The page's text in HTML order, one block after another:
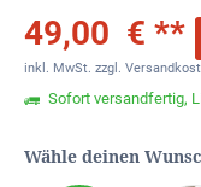
49,00 € **
inkl. MwSt. zzgl.
Sofort versandfertig,
Wähle deinen